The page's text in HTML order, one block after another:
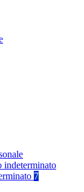
indeterminato
7